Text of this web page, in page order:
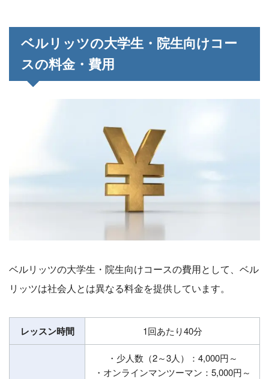
ベルリッツの大学生・院生向けコー
スの料金・費用
ベルリッツの大学生・院生向けコースの費用として、ベル
リッツは社会人とは異なる料金を提供しています。
レッスン時間 1回あたり40分
・少人数（2～3人）：4,000円～
・オンラインマンツーマン：5,000円～